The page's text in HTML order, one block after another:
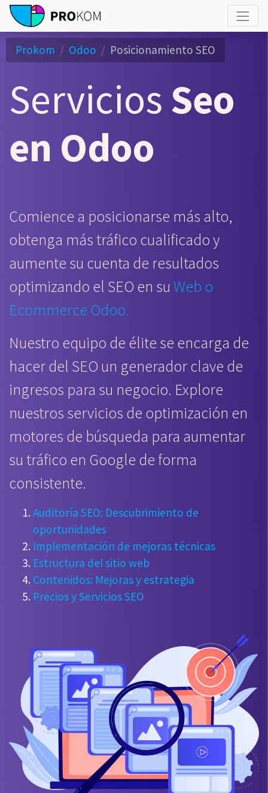
Prokom Odoo Posicionamiento SEO
Servicios Seo
en Odoo
Comience a posicionarse más alto,
obtenga más tráfico cualificado y
aumente su cuenta de resultados
optimizando el SEO en su Web o
Ecommerce Odoo.
Nuestro equipo de élite se encarga de
hacer del SEO un generador clave de
ingresos para su negocio. Explore
nuestros servicios de optimización en
motores de búsqueda para aumentar
su tráfico en Google de forma
consistente.
Auditoría SEO: Descubrimiento de
oportunidades
Implementación de mejoras técnicas
Estructura del sitio web
Contenidos: Mejoras y estrategia
Precios y Servicios SEO